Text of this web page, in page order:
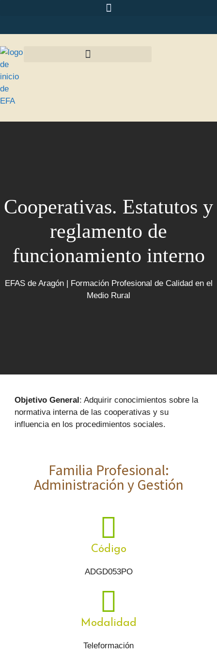
Cooperativas. Estatutos y
reglamento de
funcionamiento interno
EFAS de Aragón | Formación Profesional de Calidad en el
Medio Rural
Objetivo General: Adquirir conocimientos sobre la
normativa interna de las cooperativas y su
influencia en los procedimientos sociales.
Familia Profesional:
Administración y Gestión
Código
ADGD053PO
Modalidad
Teleformación